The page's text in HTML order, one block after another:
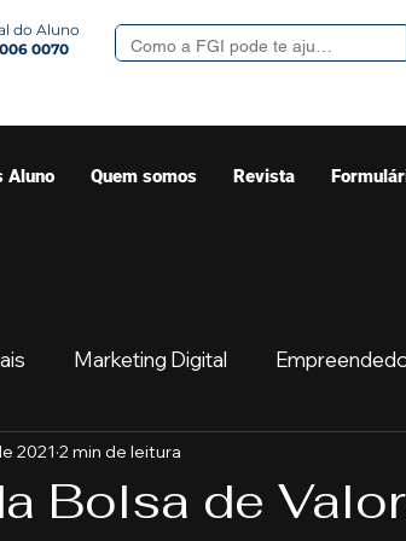
do Aluno
0070
Aluno Quem somos Revista
Marketing Digital
comunidade
Bolsa de
2021 2 min de leitura